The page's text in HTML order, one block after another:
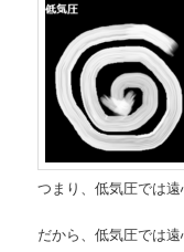
つまり、低気圧では遠
だから、低気圧では遠